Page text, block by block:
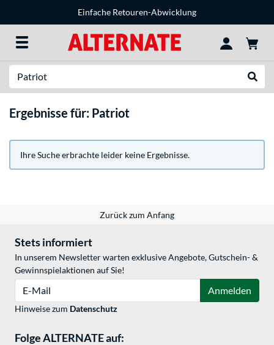
Einfache Retouren-Abwicklung
Ergebnisse für: Patriot
Ihre Suche erbrachte leider keine Ergebnisse.
Zurück zum Anfang
Stets informiert
In unserem Newsletter warten exklusive Angebote, Gutschein- &
Gewinnspielaktionen auf Sie!
Anmelden
Hinweise zum Datenschutz
Folge ALTERNATE auf: